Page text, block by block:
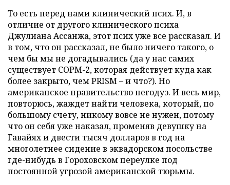
То есть перед нами клинический псих. И, в
отличие от другого клинического психа
Джулиана Ассанжа, этот псих уже все рассказал. И
в том, что он рассказал, не было ничего такого, о
чем бы мы не догадывались (да у нас самих
существует СОРМ-2, которая действует куда как
более закрыто, чем PRISM – и что?). Но
американское правительство негодуэ. И весь мир,
повторюсь, жаждет найти человека, который, по
большому счету, никому вовсе не нужен, потому
что он себя уже наказал, променяв девушку на
Гавайях и двести тысяч долларов в год на
многолетнее сидение в эквадорском посольстве
где-нибудь в Гороховском переулке под
постоянной угрозой американской тюрьмы.